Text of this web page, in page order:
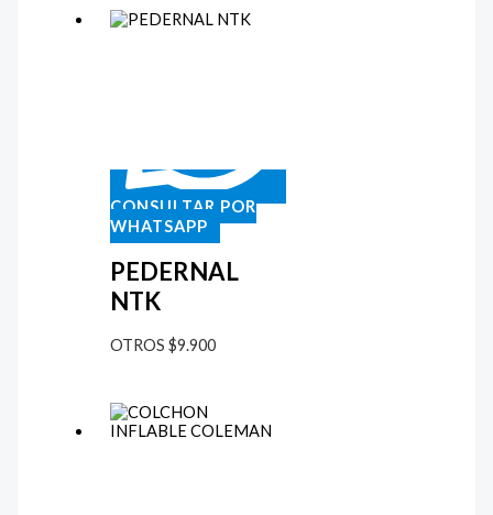
CONSULTAR POR
WHATSAPP
PEDERNAL
NTK
OTROS $9.900